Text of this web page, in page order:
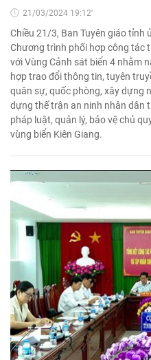
21/03/2024 19:12'
Chiều 21/3, Ban Tuyên giáo tỉnh
Chương trình phối hợp công tác
với Vùng Cảnh sát biển 4 nhằm
hợp trao đổi thông tin, tuyên
quân sự, quốc phòng, xây dựng
dựng thế trận an ninh nhân dân
pháp luật, quản lý, bảo vệ chủ
vùng biển Kiên Giang.